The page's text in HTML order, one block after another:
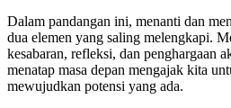
Dalam pandangan ini, menanti dan
dua elemen yang saling melengkapi.
kesabaran, refleksi, dan penghargaan
menatap masa depan mengajak kita
mewujudkan potensi yang ada.